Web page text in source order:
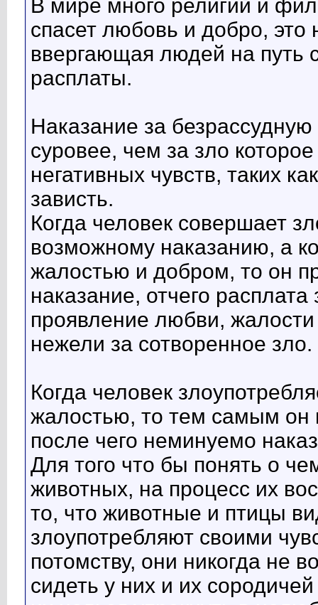
В мире много религий и
спасет любовь и добро,
ввергающая людей на путь
расплаты.
Наказание за
суровее, чем за зло
негативных чувств, таких
зависть.
Когда человек совершает
возможному наказанию, а
жалостью и добром, то он
наказание, отчего
проявление любви,
нежели за сотворенное зло.
Когда человек
жалостью, то тем самым он
после чего неминуемо
Для того что бы понять о
животных, на процесс их
то, что животные и птицы
злоупотребляют своими
потомству, они никогда не
сидеть у них и их